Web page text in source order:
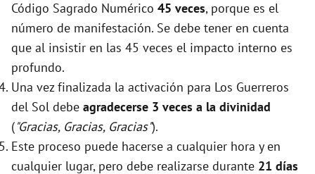
Código Sagrado Numérico 45 veces, porque es el
número de manifestación. Se debe tener en cuenta
que al insistir en las 45 veces el impacto interno es
profundo.
Una vez finalizada la activación para Los Guerreros
del Sol debe agradecerse 3 veces a la divinidad
("Gracias, Gracias, Gracias").
Este proceso puede hacerse a cualquier hora y en
cualquier lugar, pero debe realizarse durante 21 días